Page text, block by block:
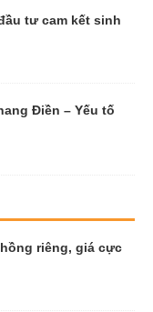
tư cam kết sinh
Điền – Yếu tố
riêng, giá cực